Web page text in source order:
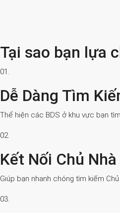
Tại sao bạn lựa
01.
Dễ Dàng Tìm
Thể hiện các BDS ở khu vực bạn
02.
Kết Nối Chủ
Giúp bạn nhanh chóng tìm kiếm
03.